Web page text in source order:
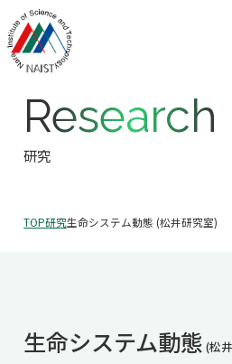
奈良先端科学
研究室一覧
教育TOP
キャリア
Research
研究
TOP研究生命システム動態 (松井研究室)
生命システム動態 (松